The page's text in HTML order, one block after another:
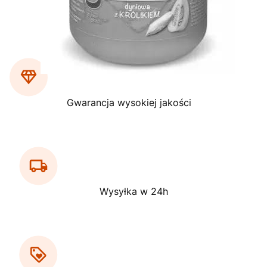
Gwarancja wysokiej jakości
Wysyłka w 24h